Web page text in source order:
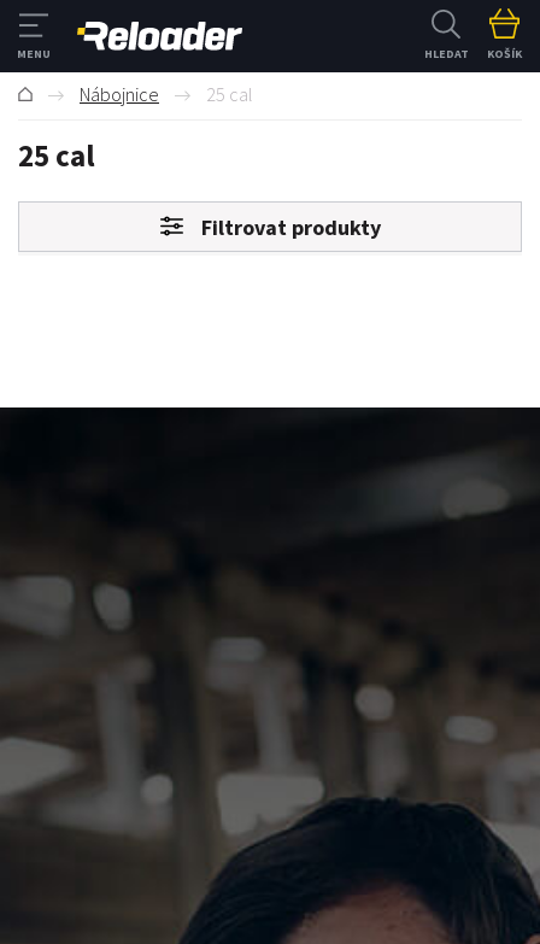
HLEDAT KOŠÍK
Nábojnice 25 cal
25 cal
Filtrovat produkty